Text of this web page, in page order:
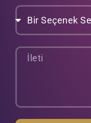
Bir
Seçenek
Seçin
İleti